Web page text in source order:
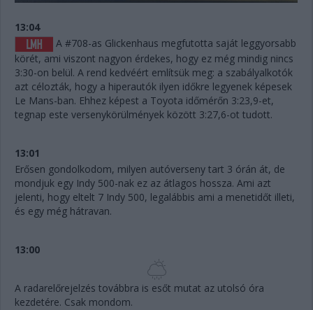
13:04
A #708-as Glickenhaus megfutotta saját leggyorsabb
körét, ami viszont nagyon érdekes, hogy ez még mindig nincs
3:30-on belül. A rend kedvéért említsük meg: a szabályalkotók
azt célozták, hogy a hiperautók ilyen időkre legyenek képesek
Le Mans-ban. Ehhez képest a Toyota időmérőn 3:23,9-et,
tegnap este versenykörülmények között 3:27,6-ot tudott.
13:01
Erősen gondolkodom, milyen autóverseny tart 3 órán át, de
mondjuk egy Indy 500-nak ez az átlagos hossza. Ami azt
jelenti, hogy eltelt 7 Indy 500, legalábbis ami a menetidőt illeti,
és egy még hátravan.
13:00
A radarelőrejelzés továbbra is esőt mutat az utolsó óra
kezdetére. Csak mondom.